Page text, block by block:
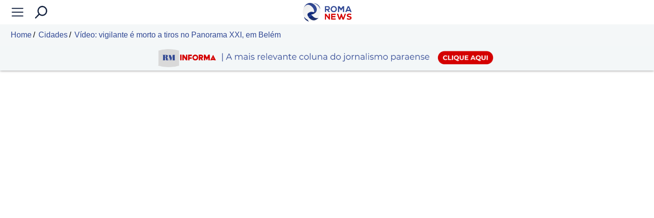
Home Cidades Vídeo: vigilante é morto a tiros no Panorama XXI, em Belém